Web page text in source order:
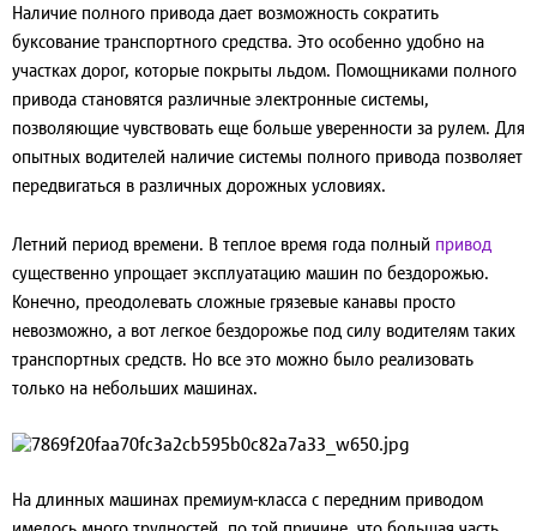
Наличие полного привода дает возможность сократить
буксование транспортного средства. Это особенно удобно на
участках дорог, которые покрыты льдом. Помощниками полного
привода становятся различные электронные системы,
позволяющие чувствовать еще больше уверенности за рулем. Для
опытных водителей наличие системы полного привода позволяет
передвигаться в различных дорожных условиях.
Летний период времени. В теплое время года полный привод
существенно упрощает эксплуатацию машин по бездорожью.
Конечно, преодолевать сложные грязевые канавы просто
невозможно, а вот легкое бездорожье под силу водителям таких
транспортных средств. Но все это можно было реализовать
только на небольших машинах.
На длинных машинах премиум-класса с передним приводом